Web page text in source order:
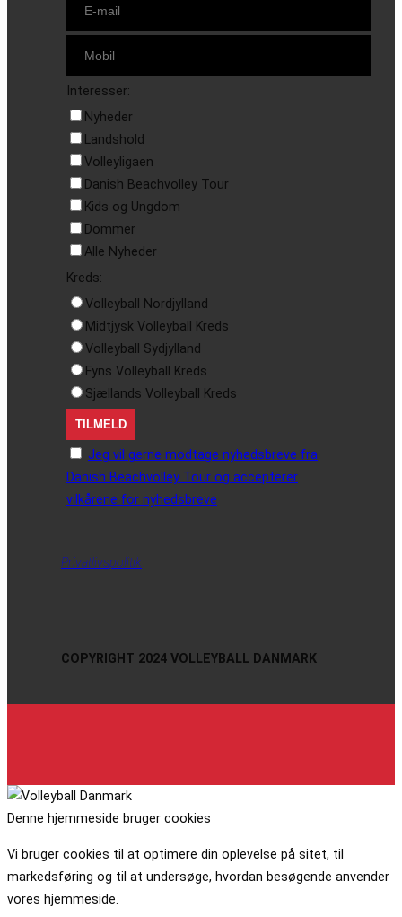
Interesser:
Nyheder
Landshold
Volleyligaen
Danish Beachvolley Tour
Kids og Ungdom
Dommer
Alle Nyheder
Kreds:
Volleyball Nordjylland
Midtjysk Volleyball Kreds
Volleyball Sydjylland
Fyns Volleyball Kreds
Sjællands Volleyball Kreds
Jeg vil gerne modtage nyhedsbreve fra
Danish Beachvolley Tour og accepterer
vilkårene for nyhedsbreve
Privatlivspolitik
COPYRIGHT 2024 VOLLEYBALL DANMARK
Denne hjemmeside bruger cookies
Vi bruger cookies til at optimere din oplevelse på sitet, til
markedsføring og til at undersøge, hvordan besøgende anvender
vores hjemmeside.